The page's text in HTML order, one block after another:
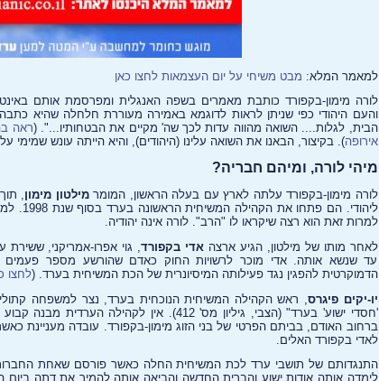
למאמר המלא: מבט משיחי על יום העצמאות לחצו כאן
לורה מימון-בקפורד כותבת מאמרים בשפה האנגלית ומפרסמת אותם
והעם היהודי כפי שניתן לראות לדוגמא באמירה מעוררת חלחלה שהיא
הבית, לגלות.... השואה מהווה עדות לכך שה' מקיים את הבטחותיו...". (ראה
אירופה). בקיצור, הבאנו את השואה עלינו (היהודים), והיא הייתה עונש שמימי
מיהי לורה, ומיהם חבריה?
לורה מימון-בקפורד עלתה לארץ עם בעלה הראשון, המומרמילטון מימון ,
למרות זאת הוא רצה שיקראו לו "הרב". לורה אינה יהודיה.
לאחר מותו של מילטון, הגיע ארצה אדי בקפורד, גוי אפרו-אמריקני,
עד שנשא אותה. אדי מוכר לרשויות החוק כאדם שהורשע מספר פעמים
הדמוקרטית להפגין נגד פעילותה המיסיונרית של הכת המשיחית בערד. (לחצו
יו-יקים פיגרס , ראש הקהילה המשיחית הנוכחית בערד, נצר למשפחה
'חסדי ישוע' בערד" (הצבי, גיליון מס' 412). אין
ברחוב האודם, בביתם הפרטי של בני הזוג מימון-בקפורד. עובדה מעניינת
לאדי בקפורד האלים.
התנגדותם של תושבי ערד לכת המשיחית החלה כאשר פורסם שאחת